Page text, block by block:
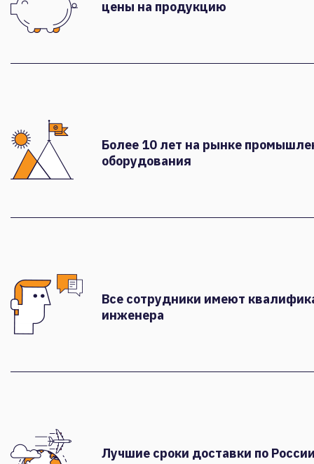
цены на продукцию
Более 10 лет на рынке
оборудования
Все сотрудники имеют
инженера
Лучшие сроки доставки по